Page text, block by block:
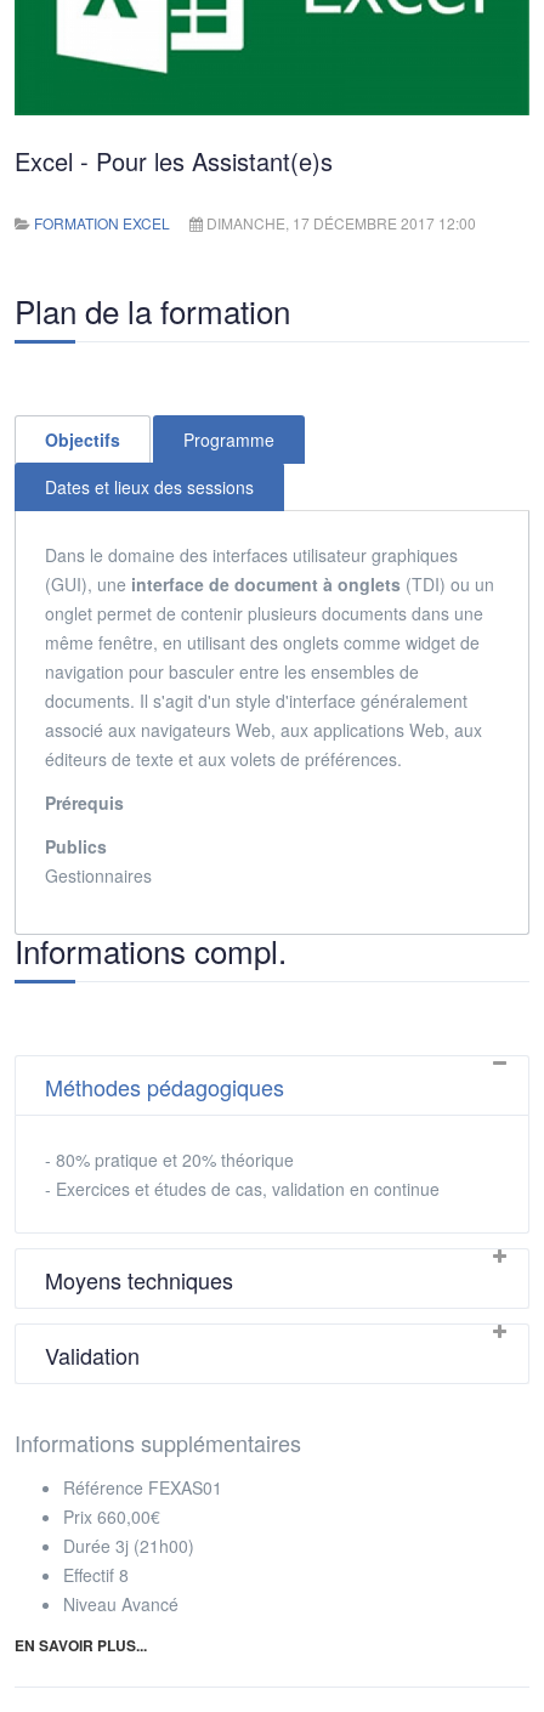
Excel - Pour les Assistant(e)s
FORMATION EXCEL DIMANCHE, 17 DÉCEMBRE 2017 12:00
Plan de la formation
Objectifs
Programme
Dates et lieux des sessions
Dans le domaine des interfaces utilisateur graphiques
(GUI), une interface de document à onglets (TDI) ou un
onglet permet de contenir plusieurs documents dans une
même fenêtre, en utilisant des onglets comme widget de
navigation pour basculer entre les ensembles de
documents. Il s'agit d'un style d'interface généralement
associé aux navigateurs Web, aux applications Web, aux
éditeurs de texte et aux volets de préférences.
Prérequis
Publics
Gestionnaires
Informations compl.
Méthodes pédagogiques
- 80% pratique et 20% théorique
- Exercices et études de cas, validation en continue
Moyens techniques
Validation
Informations supplémentaires
Référence FEXAS01
Prix 660,00€
Durée 3j (21h00)
Effectif 8
Niveau Avancé
EN SAVOIR PLUS...